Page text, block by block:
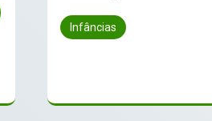
Infâncias